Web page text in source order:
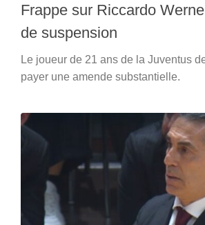
Frappe sur Riccardo
de suspension
Le joueur de 21 ans de la Juventus
payer une amende substantielle.